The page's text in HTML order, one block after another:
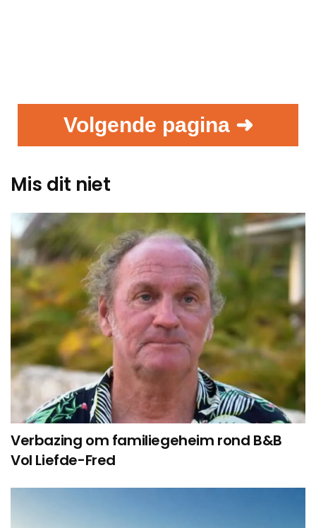
Volgende pagina ➜
Mis dit niet
Verbazing om familiegeheim rond B&B
Vol Liefde-Fred